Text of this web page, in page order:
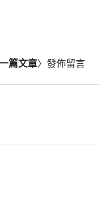
篇文章〉發佈留言